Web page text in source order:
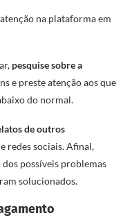
na plataforma em
pesquise sobre a
e preste atenção aos que
do normal.
de outros
redes sociais. Afinal,
possíveis problemas
solucionados.